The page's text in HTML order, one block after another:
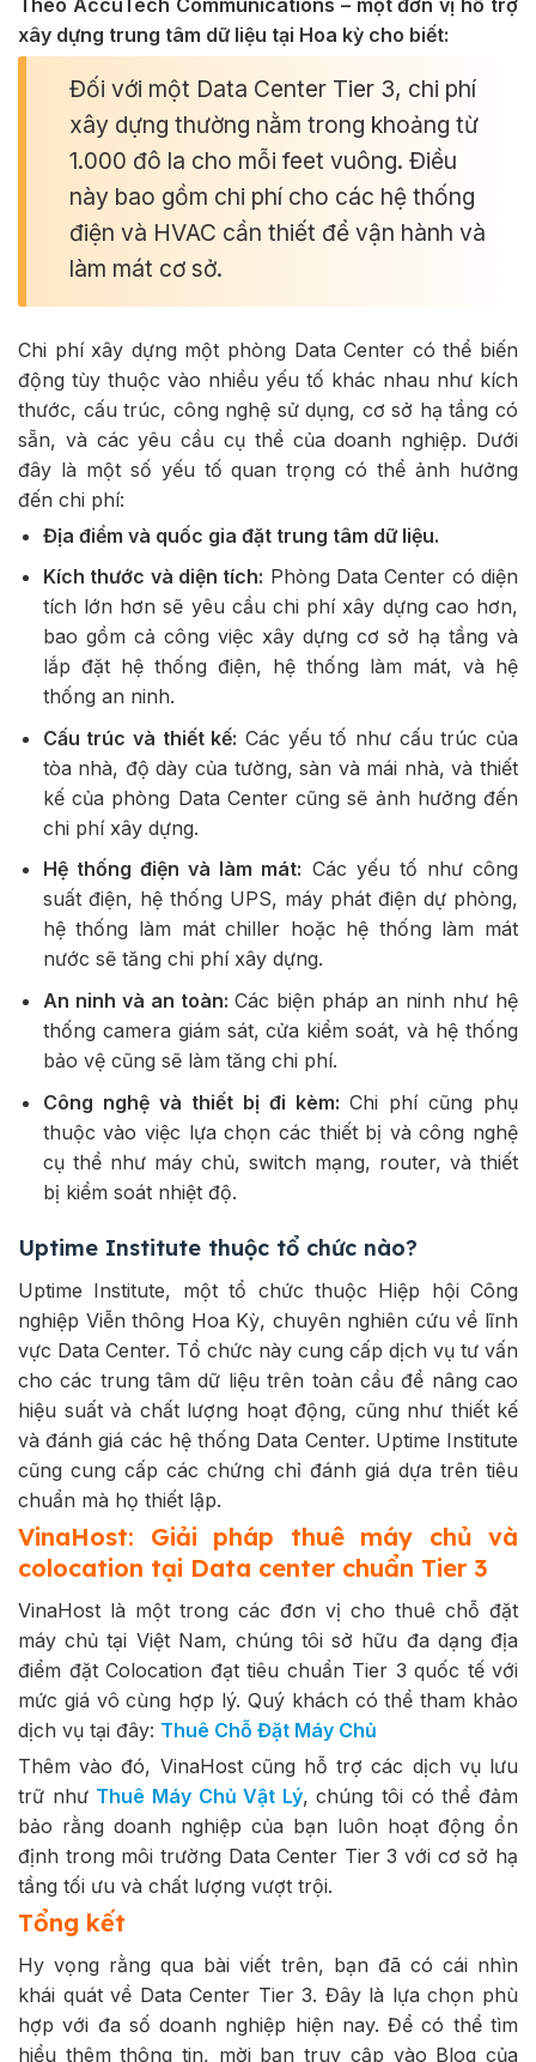
xây dựng trung tâm dữ liệu tại Hoa kỳ cho biết:
Đối với một Data Center Tier 3, chi phí
xây dựng thường nằm trong khoảng từ
1.000 đô la cho mỗi feet vuông. Điều
này bao gồm chi phí cho các hệ thống
điện và HVAC cần thiết để vận hành và
làm mát cơ sở.
Chi phí xây dựng một phòng Data Center có thể biến
động tùy thuộc vào nhiều yếu tố khác nhau như kích
thước, cấu trúc, công nghệ sử dụng, cơ sở hạ tầng có
sẵn, và các yêu cầu cụ thể của doanh nghiệp. Dưới
đây là một số yếu tố quan trọng có thể ảnh hưởng
đến chi phí:
Địa điểm và quốc gia đặt trung tâm dữ liệu.
Kích thước và diện tích: Phòng Data Center có diện
tích lớn hơn sẽ yêu cầu chi phí xây dựng cao hơn,
bao gồm cả công việc xây dựng cơ sở hạ tầng và
lắp đặt hệ thống điện, hệ thống làm mát, và hệ
thống an ninh.
Cấu trúc và thiết kế: Các yếu tố như cấu trúc của
tòa nhà, độ dày của tường, sàn và mái nhà, và thiết
kế của phòng Data Center cũng sẽ ảnh hưởng đến
chi phí xây dựng.
Hệ thống điện và làm mát: Các yếu tố như công
suất điện, hệ thống UPS, máy phát điện dự phòng,
hệ thống làm mát chiller hoặc hệ thống làm mát
nước sẽ tăng chi phí xây dựng.
An ninh và an toàn: Các biện pháp an ninh như hệ
thống camera giám sát, cửa kiểm soát, và hệ thống
bảo vệ cũng sẽ làm tăng chi phí.
Công nghệ và thiết bị đi kèm: Chi phí cũng phụ
thuộc vào việc lựa chọn các thiết bị và công nghệ
cụ thể như máy chủ, switch mạng, router, và thiết
bị kiểm soát nhiệt độ.
Uptime Institute thuộc tổ chức nào?
Uptime Institute, một tổ chức thuộc Hiệp hội Công
nghiệp Viễn thông Hoa Kỳ, chuyên nghiên cứu về lĩnh
vực Data Center. Tổ chức này cung cấp dịch vụ tư vấn
cho các trung tâm dữ liệu trên toàn cầu để nâng cao
hiệu suất và chất lượng hoạt động, cũng như thiết kế
và đánh giá các hệ thống Data Center. Uptime Institute
cũng cung cấp các chứng chỉ đánh giá dựa trên tiêu
chuẩn mà họ thiết lập.
VinaHost: Giải pháp thuê máy chủ và
colocation tại Data center chuẩn Tier 3
VinaHost là một trong các đơn vị cho thuê chỗ đặt
máy chủ tại Việt Nam, chúng tôi sở hữu đa dạng địa
điểm đặt Colocation đạt tiêu chuẩn Tier 3 quốc tế với
mức giá vô cùng hợp lý. Quý khách có thể tham khảo
dịch vụ tại đây: Thuê Chỗ Đặt Máy Chủ
Thêm vào đó, VinaHost cũng hỗ trợ các dịch vụ lưu
trữ như Thuê Máy Chủ Vật Lý, chúng tôi có thể đảm
bảo rằng doanh nghiệp của bạn luôn hoạt động ổn
định trong môi trường Data Center Tier 3 với cơ sở hạ
tầng tối ưu và chất lượng vượt trội.
Tổng kết
Hy vọng rằng qua bài viết trên, bạn đã có cái nhìn
khái quát về Data Center Tier 3. Đây là lựa chọn phù
hợp với đa số doanh nghiệp hiện nay. Để có thể tìm
hiểu thêm thông tin, mời bạn truy cập vào Blog của